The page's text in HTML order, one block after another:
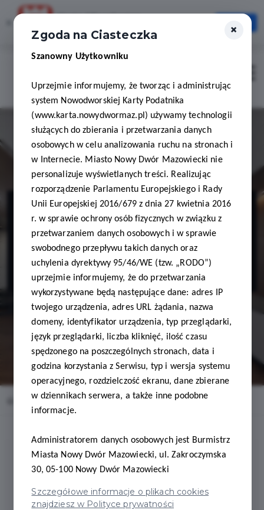
Szybciej, wygodniej, zawsze pod ręką
Otwórz
PROFILED - AB
GROUP Andrzej
Rusek
Home Oferty PROFILED - AB GROUP Andrzej Rusek
Regulamin i warunki
×
Zgoda na Ciasteczka
Szanowny Użytkowniku
Uprzejmie informujemy, że tworząc i administrując
system Nowodworskiej Karty Podatnika
(www.karta.nowydwormaz.pl) używamy technologii
służących do zbierania i przetwarzania danych
osobowych w celu analizowania ruchu na stronach i
w Internecie. Miasto Nowy Dwór Mazowiecki nie
personalizuje wyświetlanych treści. Realizując
rozporządzenie Parlamentu Europejskiego i Rady
Unii Europejskiej 2016/679 z dnia 27 kwietnia 2016
r. w sprawie ochrony osób fizycznych w związku z
przetwarzaniem danych osobowych i w sprawie
swobodnego przepływu takich danych oraz
uchylenia dyrektywy 95/46/WE (tzw. „RODO”)
uprzejmie informujemy, że do przetwarzania
wykorzystywane będą następujące dane: adres IP
twojego urządzenia, adres URL żądania, nazwa
domeny, identyfikator urządzenia, typ przeglądarki,
język przeglądarki, liczba kliknięć, ilość czasu
spędzonego na poszczególnych stronach, data i
godzina korzystania z Serwisu, typ i wersja systemu
operacyjnego, rozdzielczość ekranu, dane zbierane
w dziennikach serwera, a także inne podobne
informacje.
Administratorem danych osobowych jest Burmistrz
Miasta Nowy Dwór Mazowiecki, ul. Zakroczymska
30, 05-100 Nowy Dwór Mazowiecki
Szczegółowe informacje o plikach cookies
znajdziesz w Polityce prywatności